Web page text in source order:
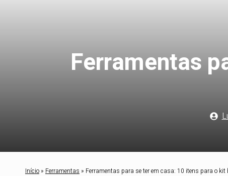
Ferramentas
Início» Ferramentas » Ferramentas para se ter em casa: 10 itens para o kit